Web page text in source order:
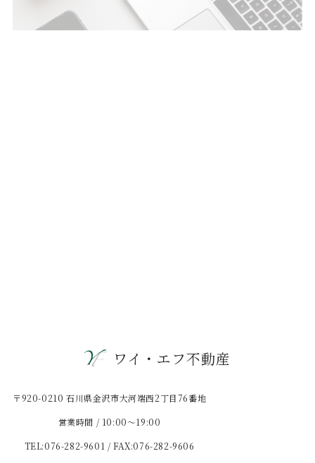
ワイ・エフ不動産
〒920-0210 石川県金沢市大河端西2丁目76番地
営業時間 / 10:00〜19:00
TEL:076-282-9601 / FAX:076-282-9606